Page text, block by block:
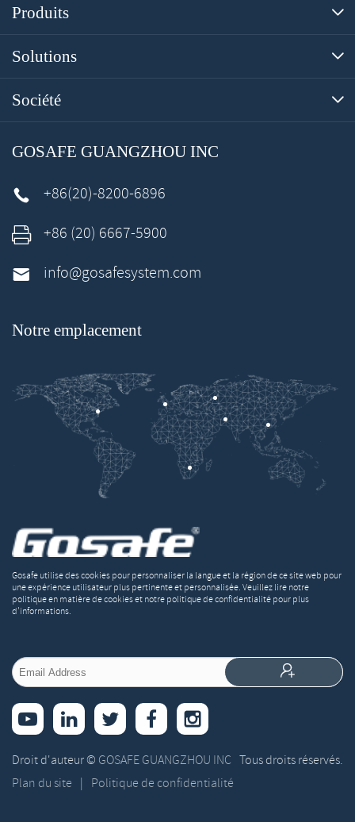
Produits 
Solutions 
Société 
GOSAFE GUANGZHOU INC
 +86(20)-8200-6896
 +86 (20) 6667-5900
 info@gosafesystem.com
Notre emplacement
Gosafe utilise des cookies pour personnaliser la langue et la région de ce site web pour
une expérience utilisateur plus pertinente et personnalisée. Veuillez lire notre
politique en matière de cookies et notre politique de confidentialité pour plus
d'informations.


Droit d'auteur © GOSAFE GUANGZHOU INC Tous droits réservés.
Plan du site
Politique de confidentialité